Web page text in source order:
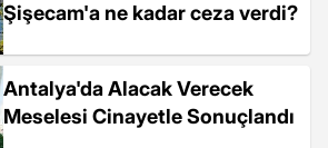
Şişecam'a ne kadar ceza verdi?
Antalya'da Alacak Verecek
Meselesi Cinayetle Sonuçlandı